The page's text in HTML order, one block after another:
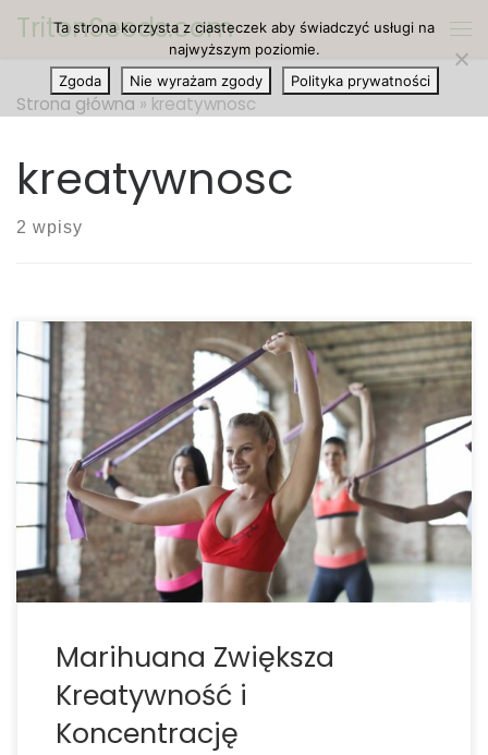
Przejdź do treści
TritonSeeds.com
Strona główna » kreatywnosc
kreatywnosc
2 wpisy
Czy konopie indyjskie zwiększają kreatywność i
koncentrację? Istnieją różne mechanizmy, dzięki
którym marihuana może wpływać na kreatywność i
koncentrację. Ale czy są jakieś dane naukowe, które
wspierają ideę, że faktycznie ma to pozytywny
wpływ na którekolwiek z nich? Wiele osób, […]
Marihuana Zwiększa
Kreatywność i
Koncentrację
Ta strona korzysta z ciasteczek aby świadczyć usługi na
najwyższym poziomie.
Zgoda
Nie wyrażam zgody Polityka prywatności